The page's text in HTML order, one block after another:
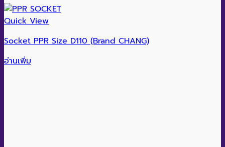
Quick View
Socket PPR Size D110 (Brand CHANG)
อ่านเพิ่ม